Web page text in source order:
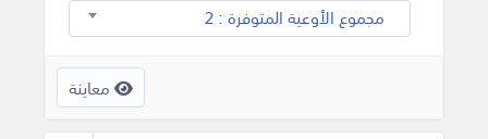
مجموع الأوعية المتوفرة : 2
معاينة